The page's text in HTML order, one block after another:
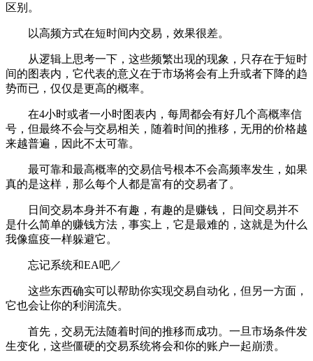
区别。
以高频方式在短时间内交易，效果很差。
从逻辑上思考一下，这些频繁出现的现象，只存在于短时
间的图表内，它代表的意义在于市场将会有上升或者下降的趋
势而已，仅仅是更高的概率。
在4小时或者一小时图表内，每周都会有好几个高概率信
号，但最终不会与交易相关，随着时间的推移，无用的价格越
来越普遍，因此不太可靠。
最可靠和最高概率的交易信号根本不会高频率发生，如果
真的是这样，那么每个人都是富有的交易者了。
日间交易本身并不有趣，有趣的是赚钱， 日间交易并不
是什么简单的赚钱方法，事实上，它是最难的，这就是为什么
我像瘟疫一样躲避它。
忘记系统和EA吧／
这些东西确实可以帮助你实现交易自动化，但另一方面，
它也会让你的利润流失。
首先，交易无法随着时间的推移而成功。一旦市场条件发
生变化，这些僵硬的交易系统将会和你的账户一起崩溃。